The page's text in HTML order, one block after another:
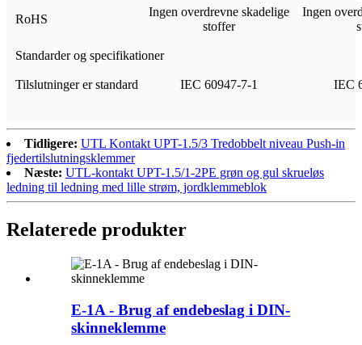
RoHS
Ingen overdrevne skadelige
stoffer
Ingen
Standarder og specifikationer
Tilslutninger er standard IEC 60947-7-1 IEC
Tidligere: UTL Kontakt UPT-1.5/3 Tredobbelt niveau Push-in
fjedertilslutningsklemmer
Næste: UTL-kontakt UPT-1.5/1-2PE grøn og gul skrueløs
ledning til ledning med lille strøm, jordklemmeblok
Relaterede produkter
E-1A - Brug af endebeslag i DIN-
skinneklemme